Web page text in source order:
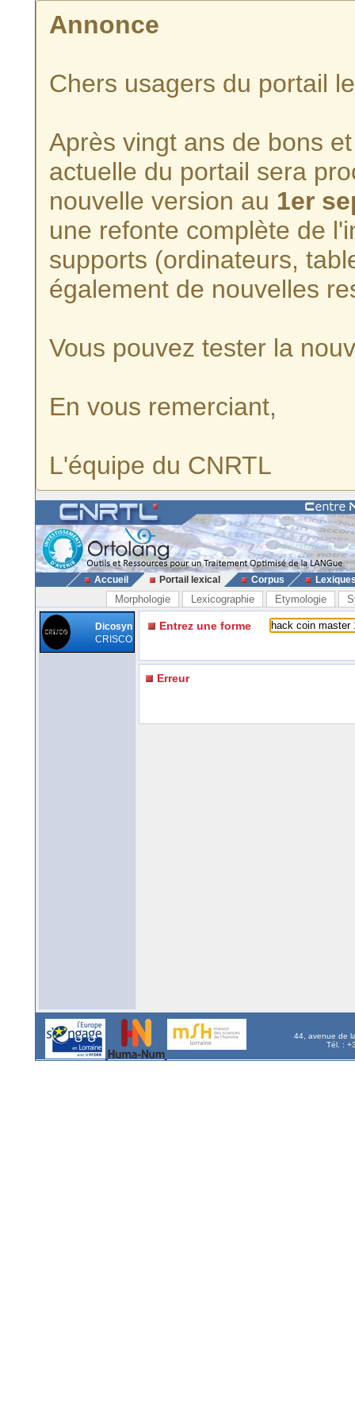
Annonce
Chers usagers du portail
Après vingt ans de bons
actuelle du portail sera
nouvelle version au 1er
une refonte complète de
supports (ordinateurs,
également de nouvelles
Vous pouvez tester la
En vous remerciant,
L'équipe du CNRTL
Accueil Portail lexical Corpus
Morphologie Lexicographie Etymologie
Dicosyn
CRISCO
Entrez une forme
Erreur
44, avenue de
Tél. :